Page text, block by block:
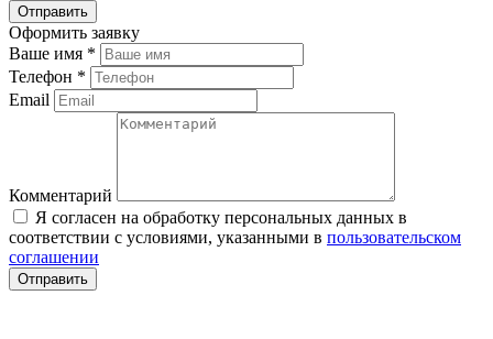
Оформить заявку
Ваше имя *
Телефон *
Email
Комментарий
Я согласен на обработку персональных данных в
соответствии с условиями, указанными в пользовательском
соглашении